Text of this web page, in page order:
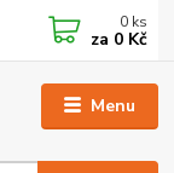
Menu
0 ks
za 0 Kč